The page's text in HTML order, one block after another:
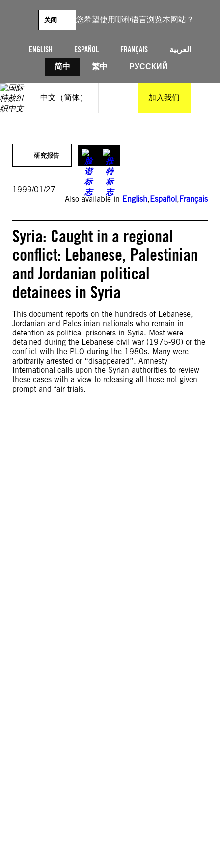
您希望使用哪种语言浏览本网站？
ENGLISH ESPAÑOL FRANÇAIS
العربية
简中
繁中 РУССКИЙ
关闭
中文（简体） 加入我们
研究报告
1999/01/27
Also available in English,Español,Français
Syria: Caught in a regional
conflict: Lebanese, Palestinian
and Jordanian political
detainees in Syria
This document reports on the hundreds of Lebanese,
Jordanian and Palestinian nationals who remain in
detention as political prisoners in Syria. Most were
detained during the Lebanese civil war (1975-90) or the
conflict with the PLO during the 1980s. Many were
arbitrarily arrested or “disappeared”. Amnesty
International calls upon the Syrian authorities to review
these cases with a view to releasing all those not given
prompt and fair trials.